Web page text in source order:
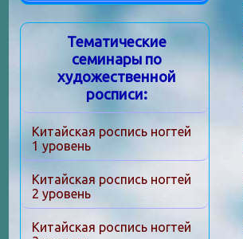
Тематические
семинары по
художественной
росписи:
Китайская роспись ногтей
1 уровень
Китайская роспись ногтей
2 уровень
Китайская роспись ногтей